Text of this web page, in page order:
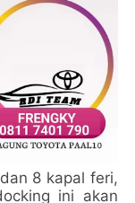
8 kapal feri,
ini akan